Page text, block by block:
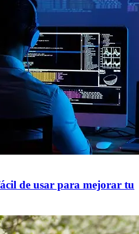
de usar para mejorar tu